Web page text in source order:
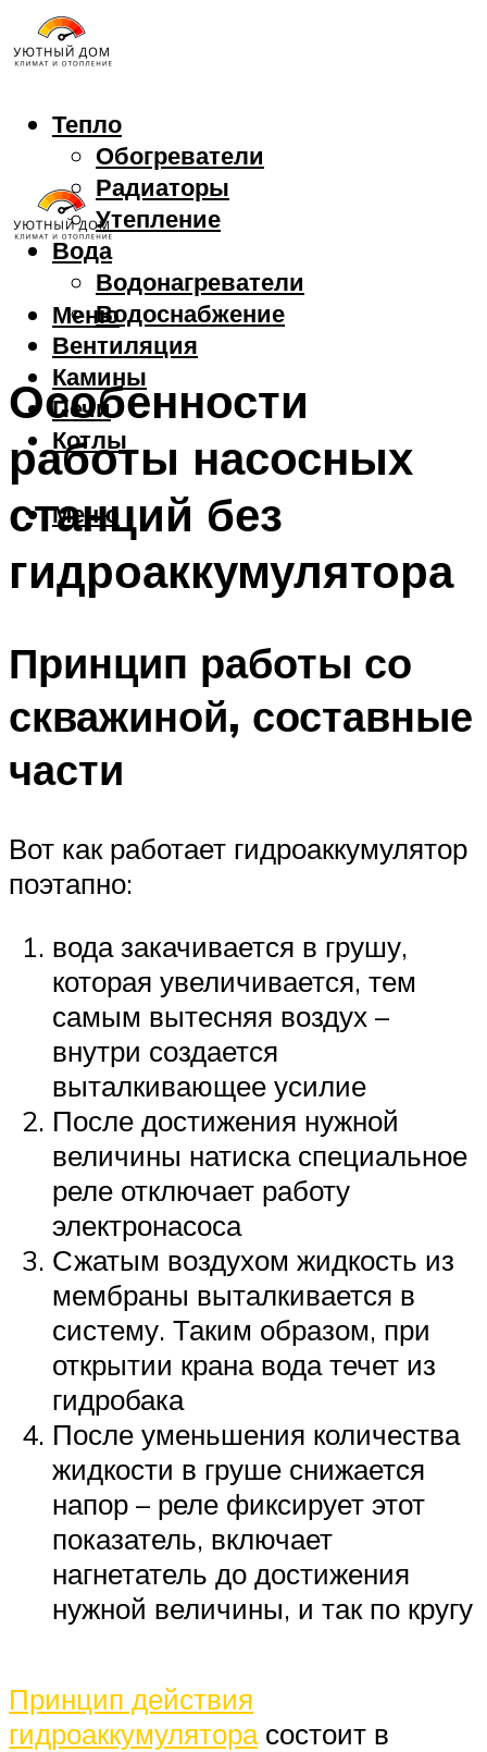
Тепло
Обогреватели
Радиаторы
Утепление
Вода
Водонагреватели
Водоснабжение
Вентиляция
Камины
Печи
Котлы
Меню
Меню
Особенности
работы насосных
станций без
гидроаккумулятора
Принцип работы со
скважиной, составные
части
Вот как работает гидроаккумулятор
поэтапно:
вода закачивается в грушу,
которая увеличивается, тем
самым вытесняя воздух –
внутри создается
выталкивающее усилие
После достижения нужной
величины натиска специальное
реле отключает работу
электронасоса
Сжатым воздухом жидкость из
мембраны выталкивается в
систему. Таким образом, при
открытии крана вода течет из
гидробака
После уменьшения количества
жидкости в груше снижается
напор – реле фиксирует этот
показатель, включает
нагнетатель до достижения
нужной величины, и так по кругу
Принцип действия
гидроаккумуляторасостоит в